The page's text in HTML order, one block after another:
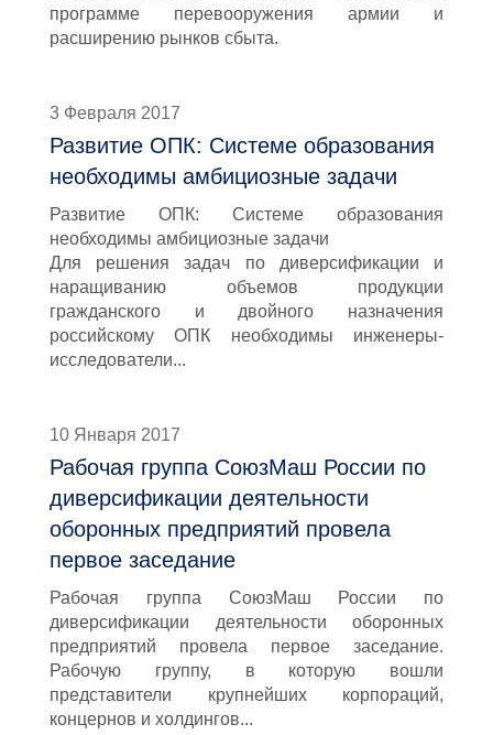
программе перевооружения армии и
расширению рынков сбыта.
3 Февраля 2017
Развитие ОПК: Системе образования
необходимы амбициозные задачи
Развитие ОПК: Системе образования
необходимы амбициозные задачи
Для решения задач по диверсификации и
наращиванию объемов продукции
гражданского и двойного назначения
российскому ОПК необходимы инженеры-
исследователи...
10 Января 2017
Рабочая группа СоюзМаш России по
диверсификации деятельности
оборонных предприятий провела
первое заседание
Рабочая группа СоюзМаш России по
диверсификации деятельности оборонных
предприятий провела первое заседание.
Рабочую группу, в которую вошли
представители крупнейших корпораций,
концернов и холдингов...